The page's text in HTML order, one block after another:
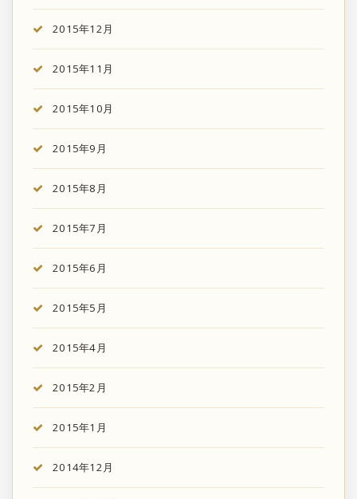
2015年12月
2015年11月
2015年10月
2015年9月
2015年8月
2015年7月
2015年6月
2015年5月
2015年4月
2015年2月
2015年1月
2014年12月